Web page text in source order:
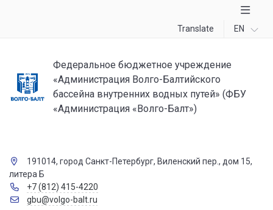
Translate EN
Федеральное бюджетное учреждение
«Администрация Волго-Балтийского
бассейна внутренних водных путей» (ФБУ
«Администрация «Волго-Балт»)
191014, город Санкт-Петербург, Виленский пер., дом 15,
литера Б
+7 (812) 415-4220
gbu@volgo-balt.ru